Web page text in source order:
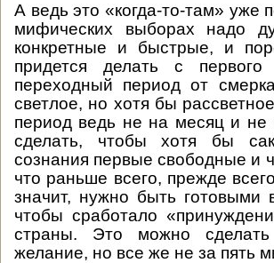
А ведь это «когда-то-там» уже
мифических выборах надо
конкретные и быстрые, и
придется делать с
переходный период от
светлое, но хотя бы
период ведь не на месяц и
сделать, чтобы хотя бы
сознания первые свободные и
что раньше всего, прежде
значит, нужно быть готовыми
чтобы сработало
страны. Это можно
желание, но все же не за пять